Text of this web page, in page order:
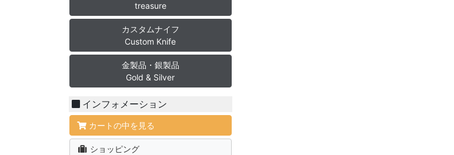
treasure
カスタムナイフ
Custom Knife
金製品・銀製品
Gold & Silver
インフォメーション
カートの中を見る
ショッピング